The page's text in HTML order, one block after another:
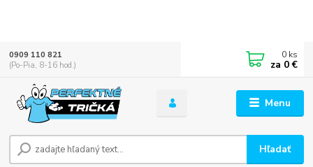
Menu
Hľadať
0909 110 821
(Po-Pia, 8-16 hod.)
0 ks
za 0 €